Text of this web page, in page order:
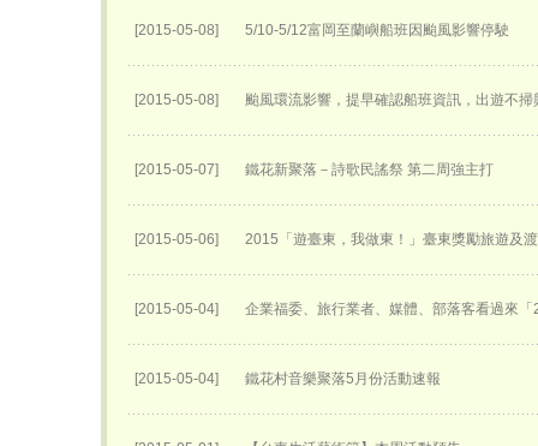
[2015-05-08] 5/10-5/12富岡至蘭嶼船班因颱風影響停駛
[2015-05-08] 颱風環流影響，提早確認船班資訊，出遊不掃
[2015-05-07] 鐵花新聚落－詩歌民謠祭 第二周強主打
[2015-05-06] 2015「遊臺東，我做東！」臺東獎勵旅遊及
[2015-05-04] 企業福委、旅行業者、媒體、部落客看過來
[2015-05-04] 鐵花村音樂聚落5月份活動速報